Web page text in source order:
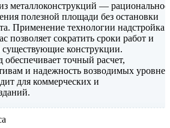
металлоконструкций — рациональное
полезной площади без остановки
Применение технологии надстройка
позволяет сократить сроки работ и
существующие конструкции.
точный расчет,
и надежность возводимых
для коммерческих и